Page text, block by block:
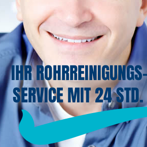
IHR
SERVICE MIT 24 STD.